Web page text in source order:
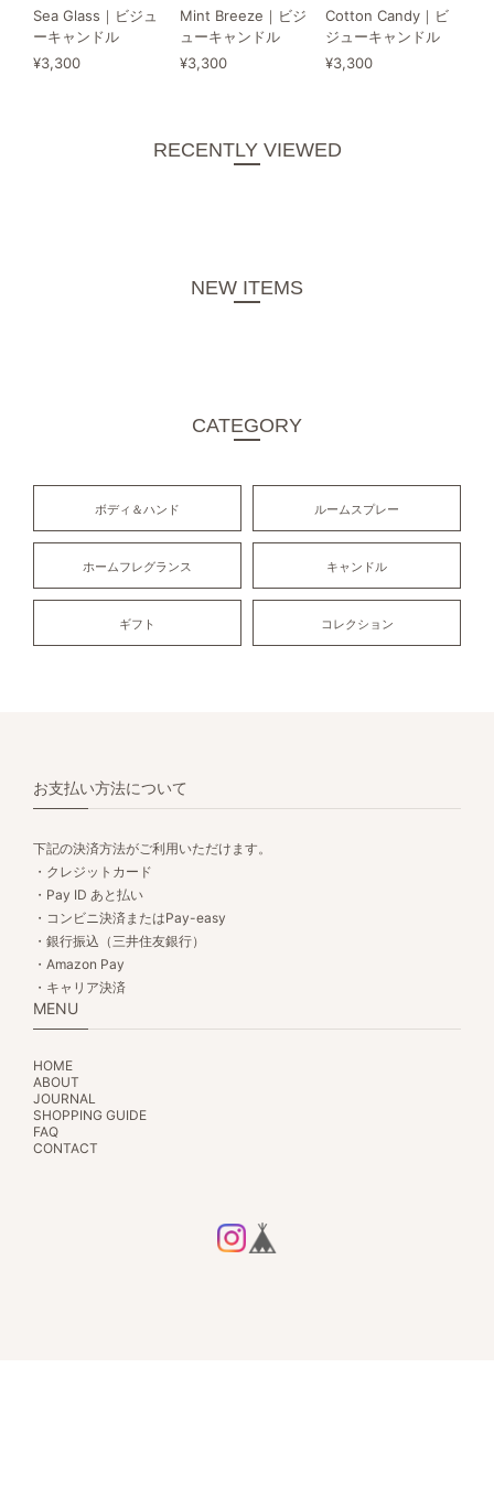
Sea Glass｜ビジュ
ーキャンドル
¥3,300
Mint Breeze｜ビジ
ューキャンドル
¥3,300
Cotton Candy｜ビ
ジューキャンドル
¥3,300
RECENTLY VIEWED
NEW ITEMS
CATEGORY
ボディ＆ハンド ルームスプレー
ホームフレグランス キャンドル
ギフト コレクション
お支払い方法について
下記の決済方法がご利用いただけます。
・クレジットカード
・Pay ID あと払い
・コンビニ決済またはPay-easy
・銀行振込（三井住友銀行）
・Amazon Pay
・キャリア決済
MENU
HOME
ABOUT
JOURNAL
SHOPPING GUIDE
FAQ
CONTACT